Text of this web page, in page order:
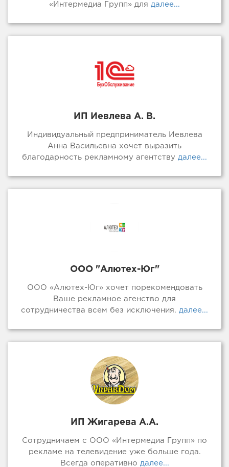
«Интермедиа Групп» для далее...
ИП Иевлева А. В.
Индивидуальный предприниматель Иевлева
Анна Васильевна хочет выразить
благодарность рекламному агентству далее...
ООО "Алютех-Юг"
ООО «Алютех-Юг» хочет порекомендовать
Ваше рекламное агенство для
сотрудничества всем без исключения. далее...
ИП Жигарева А.А.
Сотрудничаем с ООО «Интермедиа Групп» по
рекламе на телевидение уже больше года.
Всегда оперативно далее...